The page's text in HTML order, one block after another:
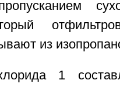
из
1